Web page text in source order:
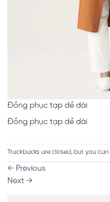
Đồng phục tạp dề dài
Đồng phục tạp dề dài
Trackbacks are closed, but you can
← Previous
Next →